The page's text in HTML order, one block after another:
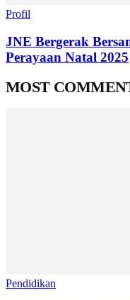
Profil
JNE Bergerak
Perayaan Natal 2025
MOST
Pendidikan